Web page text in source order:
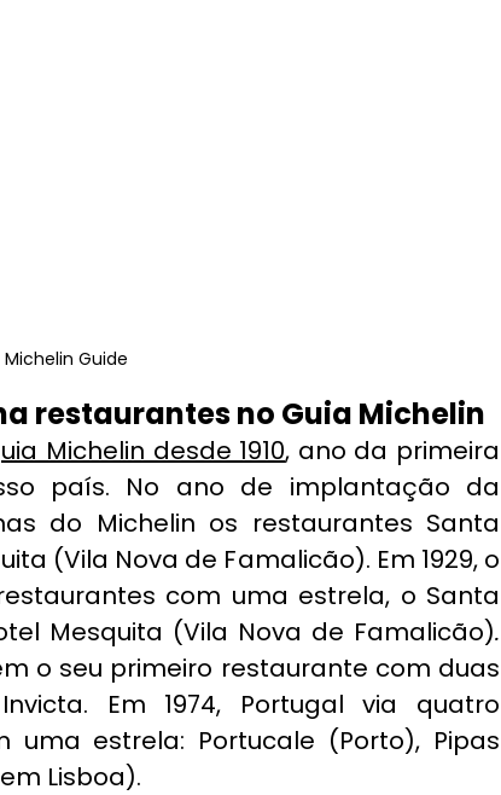
Michelin Guide
restaurantes no Guia Michelin
Michelin desde 1910, ano da primeira
país. No ano de implantação da
do Michelin os restaurantes Santa
(Vila Nova de Famalicão). Em 1929, o
com uma estrela, o Santa
Mesquita (Vila Nova de Famalicão)
o seu primeiro restaurante com duas
Em 1974, Portugal via quatro
estrela: Portucale (Porto), Pipas
Lisboa).